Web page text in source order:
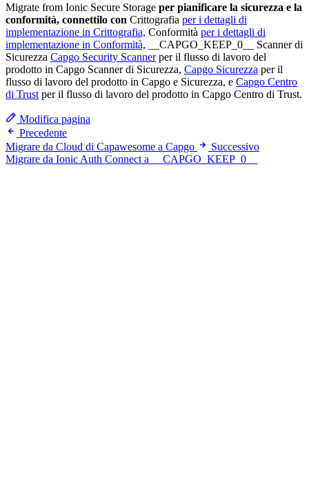
Migrate from Ionic Secure Storage per pianificare la sicurezza e la
conformità, connettilo con Crittografia per i dettagli di
implementazione in Crittografia, Conformità per i dettagli di
implementazione in Conformità, __CAPGO_KEEP_0__ Scanner di
Sicurezza Capgo Security Scannerper il flusso di lavoro del
prodotto in Capgo Scanner di Sicurezza, Capgo Sicurezza per il
flusso di lavoro del prodotto in Capgo e Sicurezza, e Capgo Centro
di Trust per il flusso di lavoro del prodotto in Capgo Centro di Trust.
Modifica pagina
Precedente
Migrare da Cloud di Capawesome a Capgo
Successivo
Migrare da Ionic Auth Connect a __CAPGO_KEEP_0__